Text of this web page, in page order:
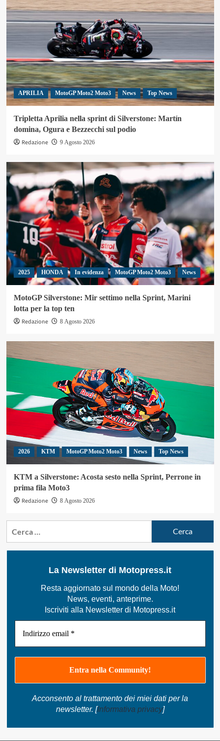
APRILIA MotoGP Moto2 Moto3 News Top News
Tripletta Aprilia nella sprint di Silverstone: Martín
domina, Ogura e Bezzecchi sul podio
Redazione
9 Agosto 2026
2025 HONDA In evidenza MotoGP Moto2 Moto3 News
MotoGP Silverstone: Mir settimo nella Sprint, Marini
lotta per la top ten
Redazione
8 Agosto 2026
2026 KTM MotoGP Moto2 Moto3 News Top News
KTM a Silverstone: Acosta sesto nella Sprint, Perrone in
prima fila Moto3
Redazione
8 Agosto 2026
La Newsletter di Motopress.it
Resta aggiornato sul mondo della Moto!
News, eventi, anteprime.
Iscriviti alla Newsletter di Motopress.it
Acconsento al trattamento dei miei dati per la
newsletter. [Informativa privacy]